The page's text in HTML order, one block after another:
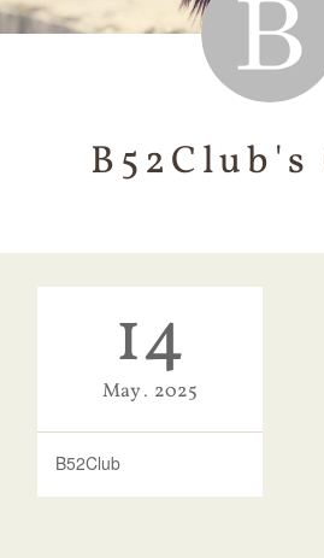
B52Club's
14
May 2025
B52Club